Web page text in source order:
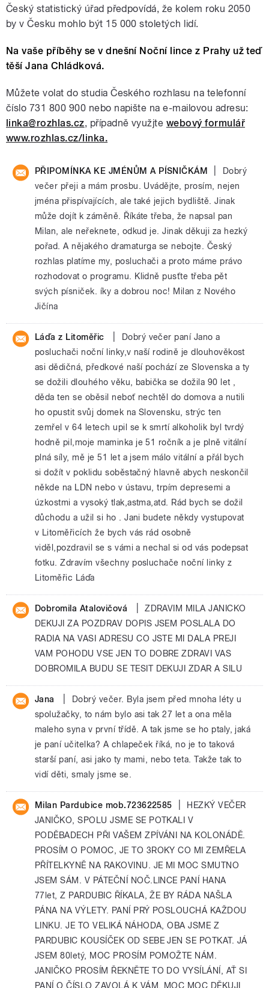
Český statistický úřad předpovídá, že kolem roku 2050
by v Česku mohlo být 15 000 stoletých lidí.
Na vaše příběhy se v dnešní Noční lince z Prahy už teď
těší Jana Chládková.
Můžete volat do studia Českého rozhlasu na telefonní
číslo 731 800 900 nebo napište na e-mailovou adresu:
linka@rozhlas.cz, případně využjte webový formulář
www.rozhlas.cz/linka.
PŘIPOMÍNKA KE JMÉNŮM A PÍSNIČKÁM
Dobrý
večer přeji a mám prosbu. Uvádějte, prosím, nejen
jména přispívajících, ale také jejich bydliště. Jinak
může dojít k záměně. Říkáte třeba, že napsal pan
Milan, ale neřeknete, odkud je. Jinak děkuji za hezký
pořad. A nějakého dramaturga se nebojte. Český
rozhlas platíme my, posluchači a proto máme právo
rozhodovat o programu. Klidně pusťte třeba pět
svých písniček. íky a dobrou noc! Milan z Nového
Jičína
Láďa z Litoměřic
Dobrý večer paní Jano a
posluchači noční linky,v naší rodině je dlouhověkost
asi dědičná, předkové naší pochází ze Slovenska a ty
se dožili dlouhého věku, babička se dožila 90 let ,
děda ten se oběsil neboť nechtěl do domova a nutili
ho opustit svůj domek na Slovensku, strýc ten
zemřel v 64 letech upil se k smrtí alkoholik byl tvrdý
hodně pil,moje maminka je 51 ročník a je plně vitální
plná síly, mě je 51 let a jsem málo vitální a přál bych
si dožít v poklidu soběstačný hlavně abych neskončil
někde na LDN nebo v ústavu, trpím depresemi a
úzkostmi a vysoký tlak,astma,atd. Rád bych se dožil
důchodu a užil si ho . Jani budete někdy vystupovat
v Litoměřicích že bych vás rád osobně
viděl,pozdravil se s vámi a nechal si od vás podepsat
fotku. Zdravím všechny posluchače noční linky z
Litoměřic Láďa
Dobromila Atalovičová
ZDRAVIM MILA JANICKO
DEKUJI ZA POZDRAV DOPIS JSEM POSLALA DO
RADIA NA VASI ADRESU CO JSTE MI DALA PREJI
VAM POHODU VSE JEN TO DOBRE ZDRAVI VAS
DOBROMILA BUDU SE TESIT DEKUJI ZDAR A SILU
Jana
Dobrý večer. Byla jsem před mnoha léty u
spolužačky, to nám bylo asi tak 27 let a ona měla
maleho syna v první třídě. A tak jsme se ho ptaly, jaká
je paní učitelka? A chlapeček říká, no je to taková
starší paní, asi jako ty mami, nebo teta. Takže tak to
vidí děti, smaly jsme se.
Milan Pardubice mob.723622585
HEZKÝ VEČER
JANIČKO, SPOLU JSME SE POTKALI V
PODĚBADECH PŘI VAŠEM ZPÍVÁNI NA KOLONÁDĚ.
PROSÍM O POMOC, JE TO 3ROKY CO MI ZEMŘELA
PŘÍTELKYNĚ NA RAKOVINU. JE MI MOC SMUTNO
JSEM SÁM. V PÁTEČNÍ NOČ.LINCE PANÍ HANA
77let, Z PARDUBIC ŘÍKALA, ŽE BY RÁDA NAŠLA
PÁNA NA VÝLETY. PANÍ PRÝ POSLOUCHÁ KAŽDOU
LINKU. JE TO VELIKÁ NÁHODA, OBA JSME Z
PARDUBIC KOUSÍČEK OD SEBE JEN SE POTKAT. JÁ
JSEM 80letý, MOC PROSÍM POMOŽTE NÁM.
JANIČKO PROSÍM ŘEKNĚTE TO DO VYSÍLÁNÍ, AŤ SI
PANÍ O ČÍSLO ZAVOLÁ K VÁM. MOC MOC DĚKUJI